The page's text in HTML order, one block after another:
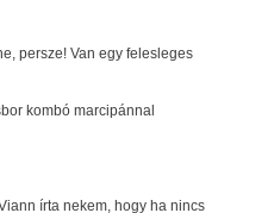
persze! Van egy felesleges
kombó marcipánnal
írta nekem, hogy ha nincs